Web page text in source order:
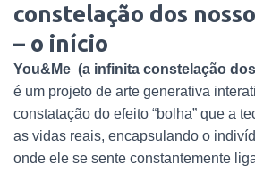
constelação dos
– o início
You&Me (a infinita constelação
é um projeto de arte generativa
constatação do efeito “bolha” que a
as vidas reais, encapsulando o
onde ele se sente constantemente